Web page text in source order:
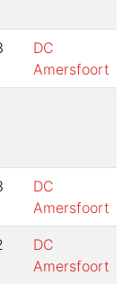
DC
Amersfoort
DC
Amersfoort
DC
Amersfoort